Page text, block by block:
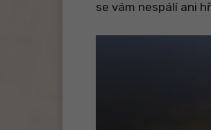
se vám nespálí ani